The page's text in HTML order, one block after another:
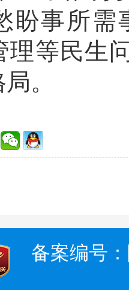
盼事所需
理等民生
。
备案编号